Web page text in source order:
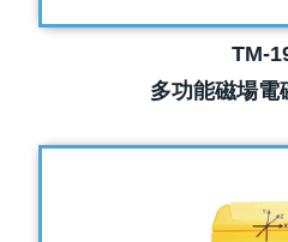
TM-
多功能磁場電